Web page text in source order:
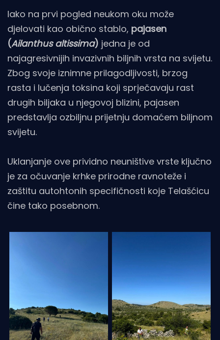
Iako na prvi pogled neukom oku može
djelovati kao obično stablo, pajasen
(Ailanthus altissima) jedna je od
najagresivnijih invazivnih biljnih vrsta na svijetu.
Zbog svoje iznimne prilagodljivosti, brzog
rasta i lučenja toksina koji sprječavaju rast
drugih biljaka u njegovoj blizini, pajasen
predstavlja ozbiljnu prijetnju domaćem biljnom
svijetu.
Uklanjanje ove prividno neuništive vrste ključno
je za očuvanje krhke prirodne ravnoteže i
zaštitu autohtonih specifičnosti koje Telašćicu
čine tako posebnom.